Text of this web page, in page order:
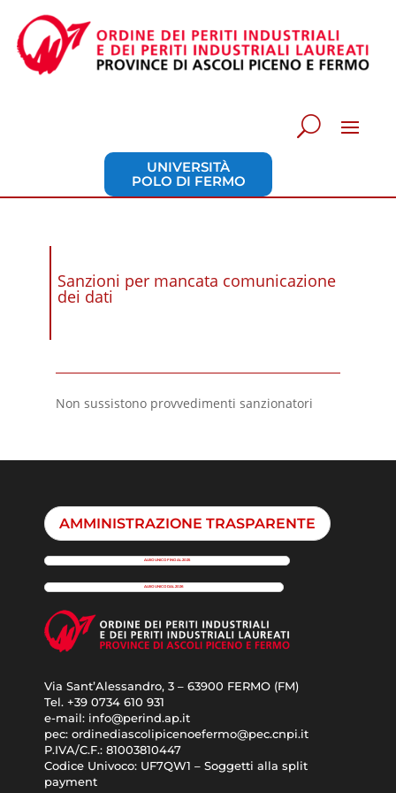
UNIVERSITÀ
POLO DI FERMO
Sanzioni per mancata comunicazione
dei dati
Non sussistono provvedimenti sanzionatori
AMMINISTRAZIONE TRASPARENTE
ALBO UNICO FINO AL 2025
ALBO UNICO DAL 2026
Via Sant’Alessandro, 3 – 63900 FERMO (FM)
Tel. +39 0734 610 931
e-mail: info@perind.ap.it
pec: ordinediascolipicenoefermo@pec.cnpi.it
P.IVA/C.F.: 81003810447
Codice Univoco: UF7QW1 – Soggetti alla split
payment